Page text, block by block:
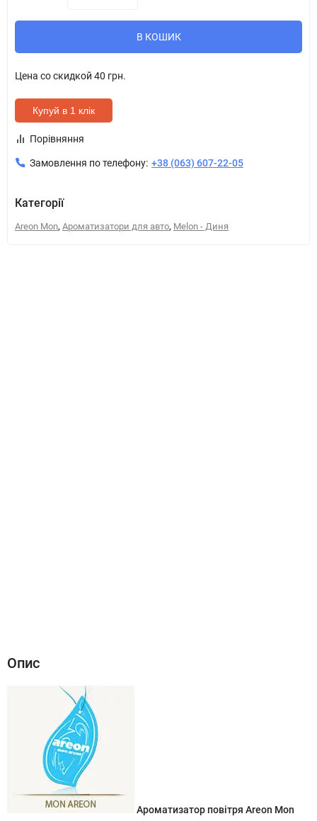
В КОШИК
Цена со скидкой 40 грн.
Купуй в 1 клік
Порівняння
Замовлення по телефону: +38 (063) 607-22-05
Категорії
Areon Mon, Ароматизатори для авто, Melon - Диня
Опис
Ароматизатор повітря Areon Mon